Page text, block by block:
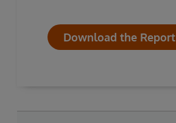
Download the Report